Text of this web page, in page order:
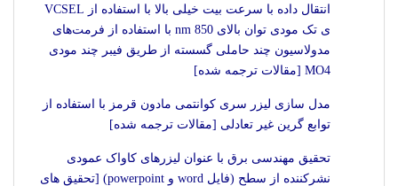
انتقال داده با سرعت بیت خیلی بالا با استفاده از VCSEL
ی تک مودی توان بالای 850 nm با استفاده از فرمت‌های
مدولاسیون چند حاملی گسسته از طریق فیبر چند مودی
MO4 [مقالات ترجمه شده]
مدل سازی لیزر سری کوانتمی مادون قرمز با استفاده از
توابع گرین غیر تعادلی [مقالات ترجمه شده]
تحقیق مهندسی برق با عنوان لیزرهای کاواک عمودی
نشرکننده از سطح (فایل word و powerpoint) [تحقیق های